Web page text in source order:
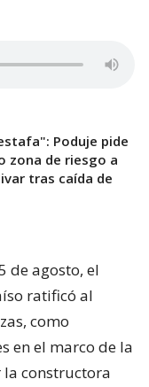
Poduje pide
zona de riesgo a
tras caída de
de agosto, el
ratificó al
como
en el marco de la
constructora